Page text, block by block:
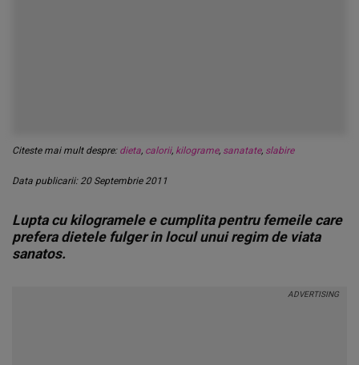
Citeste mai mult despre: dieta, calorii, kilograme, sanatate, slabire
Data publicarii: 20 Septembrie 2011
Lupta cu kilogramele e cumplita pentru femeile care
prefera dietele fulger in locul unui regim de viata
sanatos.